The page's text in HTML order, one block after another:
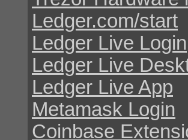
Ledger.com/start
Ledger Live Login
Ledger Live
Ledger Live App
Metamask Login
Coinbase